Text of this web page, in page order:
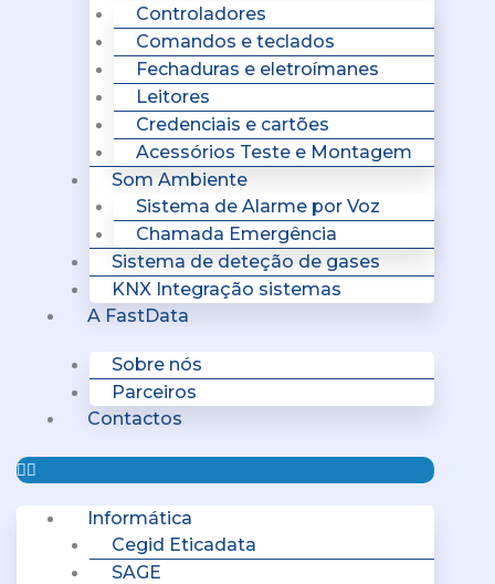
Controladores
Comandos e teclados
Fechaduras e eletroímanes
Leitores
Credenciais e cartões
Acessórios Teste e Montagem
Som Ambiente
Sistema de Alarme por Voz
Chamada Emergência
Sistema de deteção de gases
KNX Integração sistemas
A FastData
Sobre nós
Parceiros
Contactos
Informática
Cegid Eticadata
SAGE